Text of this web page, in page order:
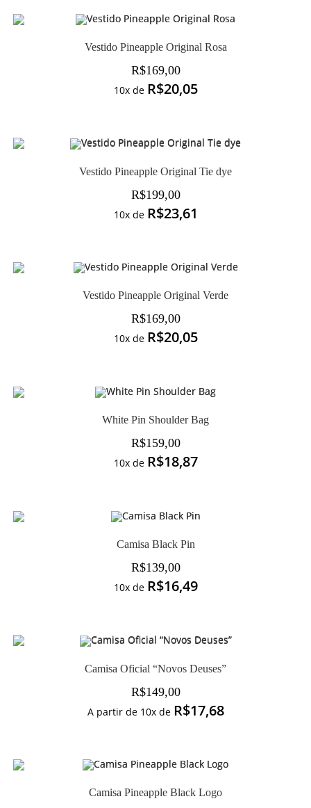
Vestido Pineapple Original Rosa
R$169,00
10x de R$20,05
Vestido Pineapple Original Tie dye
R$199,00
10x de R$23,61
Vestido Pineapple Original Verde
R$169,00
10x de R$20,05
White Pin Shoulder Bag
R$159,00
10x de R$18,87
Camisa Black Pin
R$139,00
10x de R$16,49
Camisa Oficial “Novos Deuses”
R$149,00
A partir de 10x de R$17,68
Camisa Pineapple Black Logo